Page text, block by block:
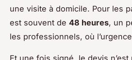
une visite à domicile. Pour les
est souvent de 48 heures, un
les professionnels, où
Et une fois signé, le devis n’est